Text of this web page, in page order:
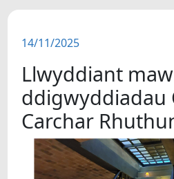
ERTHYGLAU
CIPOLWG
A WYDDOCH CHI?
FIDEOS
14/11/2025
Llwyddiant
ddigwyddiadau
Carchar